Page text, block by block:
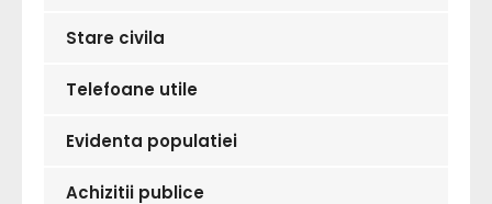
Stare civila
Telefoane utile
Evidenta populatiei
Achizitii publice